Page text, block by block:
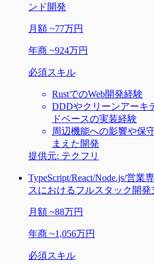
ンド開発
月額 ~77万円
年商 ~924万円
必須スキル
RustでのWeb開発経験
DDDやクリーンアーキ
ドベースの実装経験
周辺機能への影響や保
まえた開発
提供元: テクフリ
TypeScript/React/Node.js/営
スにおけるフルスタック開発
月額 ~88万円
年商 ~1,056万円
必須スキル